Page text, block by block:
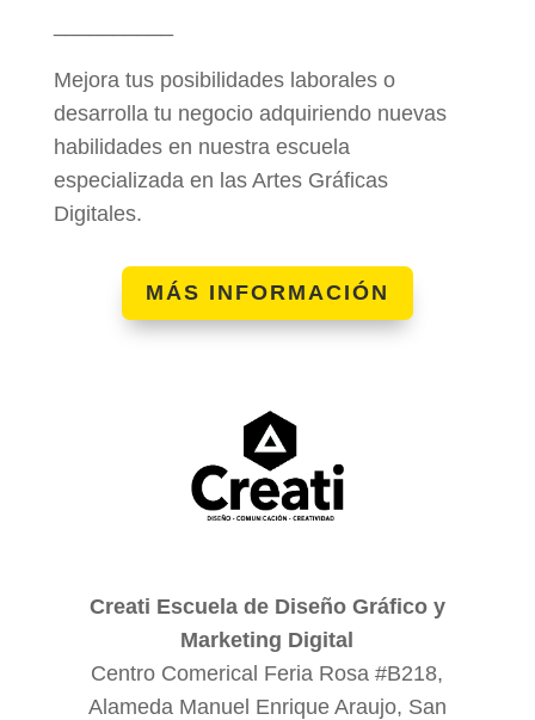
Mejora tus posibilidades laborales o
desarrolla tu negocio adquiriendo nuevas
habilidades en nuestra escuela
especializada en las Artes Gráficas
Digitales.
MÁS INFORMACIÓN
Creati Escuela de Diseño Gráfico y
Marketing Digital
Centro Comerical Feria Rosa #B218,
Alameda Manuel Enrique Araujo, San